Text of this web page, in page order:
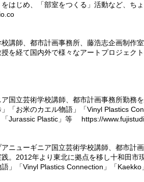
はじめ、「部室をつくる」活動など、ち
講師、都市計画事務所、藤浩志企画制作
を経て国内外で様々なアートプロジェク
国立芸術学校講師、都市計画事務所勤務
「お米のカエル物語」「Vinyl Plastics
「Jurassic Plastic」等 https://
ニューギニア国立芸術学校講師、都市計
。2012年より東北に拠点を移し十和田市
」「Vinyl Plastics Connection」「Kaekko